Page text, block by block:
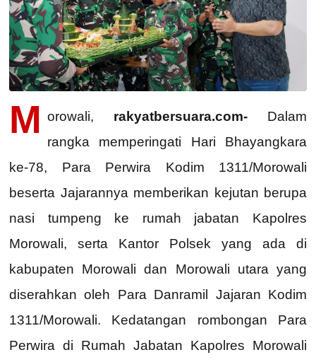
M orowali, rakyatbersuara.com- Dalam
rangka memperingati Hari Bhayangkara
ke-78, Para Perwira Kodim 1311/Morowali
beserta Jajarannya memberikan kejutan berupa
nasi tumpeng ke rumah jabatan Kapolres
Morowali, serta Kantor Polsek yang ada di
kabupaten Morowali dan Morowali utara yang
diserahkan oleh Para Danramil Jajaran Kodim
1311/Morowali. Kedatangan rombongan Para
Perwira di Rumah Jabatan Kapolres Morowali